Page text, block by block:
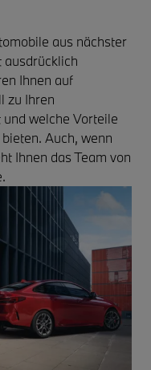
aus nächster
ausdrücklich
Ihnen auf
zu Ihren
welche Vorteile
Auch, wenn
Ihnen das Team von